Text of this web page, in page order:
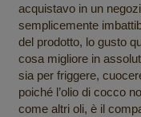
acquistavo in un
semplicemente
del prodotto, lo gusto
cosa migliore in
sia per friggere,
poiché l’olio di cocco
come altri oli, è il